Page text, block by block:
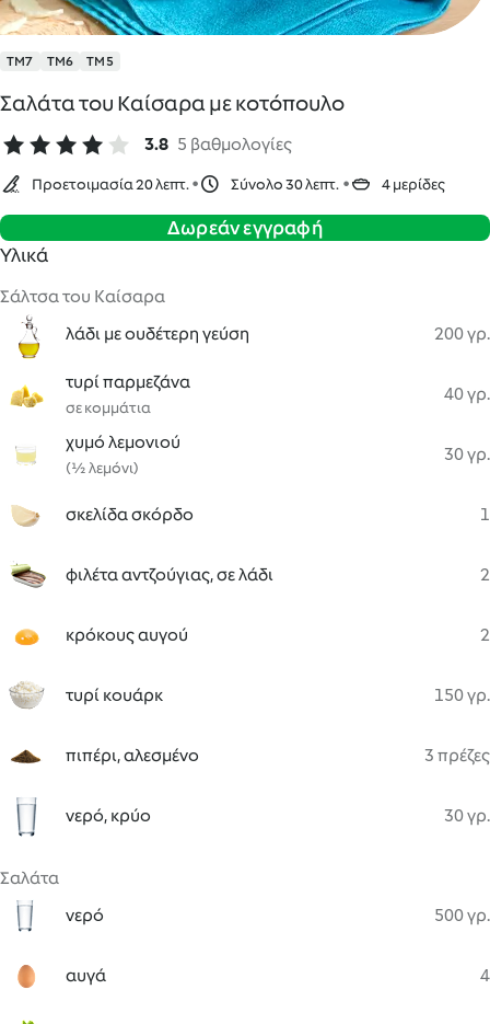
TM7 TM6 TM5
Σαλάτα του Καίσαρα με κοτόπουλο
3.8 5 βαθμολογίες
Προετοιμασία 20 λεπτ. Σύνολο 30 λεπτ. 4 μερίδες
Δωρεάν εγγραφή
Υλικά
Σάλτσα του Καίσαρα
λάδι με ουδέτερη γεύση
200 γρ.
τυρί παρμεζάνα
σε κομμάτια
40 γρ.
χυμό λεμονιού
(½ λεμόνι)
30 γρ.
σκελίδα σκόρδο 1
φιλέτα αντζούγιας, σε λάδι 2
κρόκους αυγού 2
τυρί κουάρκ 150 γρ.
πιπέρι, αλεσμένο 3 πρέζες
νερό, κρύο 30 γρ.
Σαλάτα
νερό
500 γρ.
αυγά 4